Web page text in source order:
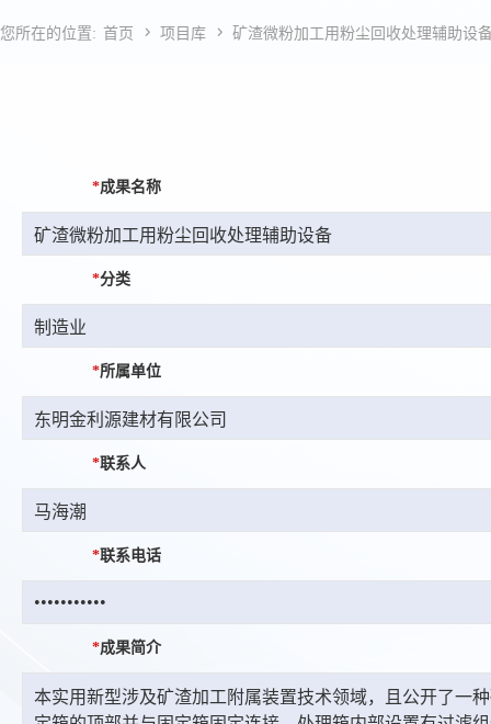
您所在的位置: 首页  项目库  矿渣微粉加工用粉尘回收处理辅助设
*成果名称
*分类
*所属单位
*联系人
*联系电话
*成果简介